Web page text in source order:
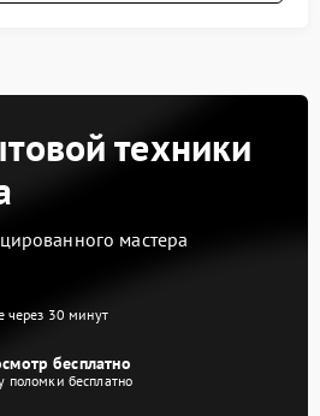
техники
мастера
через 30 минут
бесплатно
бесплатно